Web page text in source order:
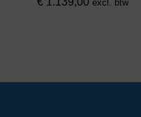
excl. btw